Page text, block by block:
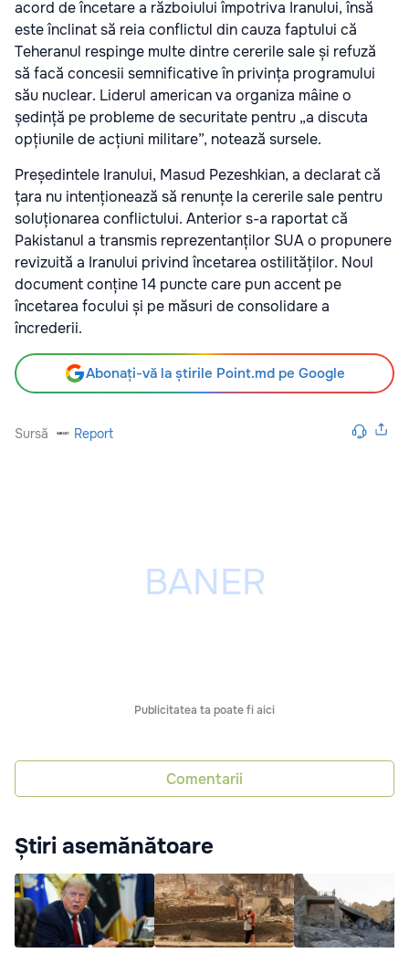
acord de încetare a războiului împotriva Iranului, însă
este înclinat să reia conflictul din cauza faptului că
Teheranul respinge multe dintre cererile sale și refuză
să facă concesii semnificative în privința programului
său nuclear. Liderul american va organiza mâine o
ședință pe probleme de securitate pentru „a discuta
opțiunile de acțiuni militare”, notează sursele.
Președintele Iranului, Masud Pezeshkian, a declarat că
țara nu intenționează să renunțe la cererile sale pentru
soluționarea conflictului. Anterior s-a raportat că
Pakistanul a transmis reprezentanților SUA o propunere
revizuită a Iranului privind încetarea ostilităților. Noul
document conține 14 puncte care pun accent pe
încetarea focului și pe măsuri de consolidare a
încrederii.
Abonați-vă la știrile Point.md pe Google
Sursă Report
Publicitatea ta poate fi aici
Comentarii
Știri asemănătoare